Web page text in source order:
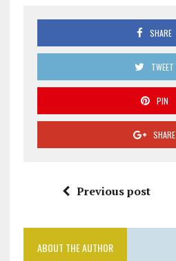
SHARE
TWEET
PIN
SHARE
Previous post
ABOUT THE AUTHOR